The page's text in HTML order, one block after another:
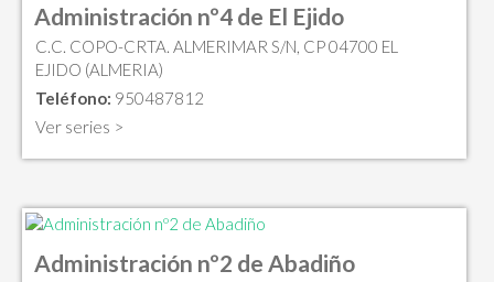
Administración nº4 de El Ejido
C.C. COPO-CRTA. ALMERIMAR S/N, CP 04700 EL
EJIDO (ALMERIA)
Teléfono: 950487812
Ver series >
Administración nº2 de Abadiño